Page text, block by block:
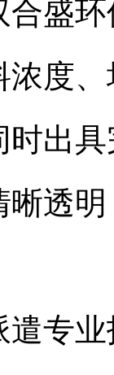
盛
浓度
出
透
专